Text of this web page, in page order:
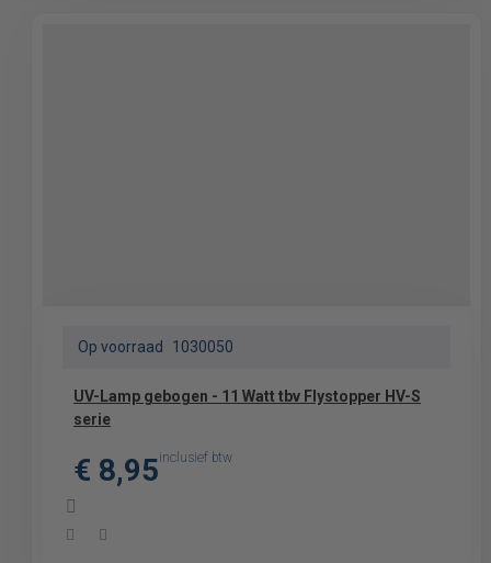
Op voorraad 1030050
UV-Lamp gebogen - 11 Watt tbv Flystopper HV-S
serie
€ 8,95inclusief btw